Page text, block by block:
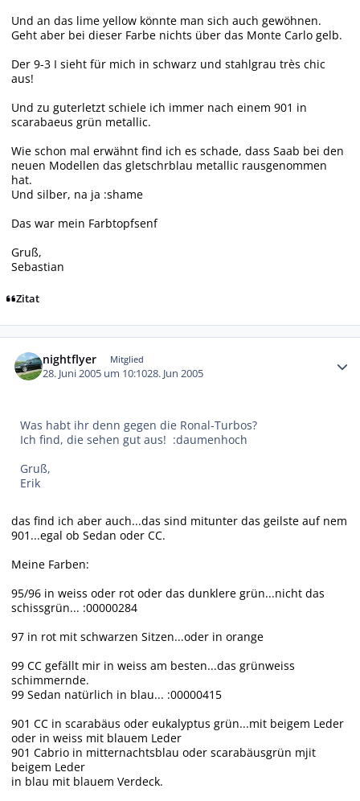
Und an das lime yellow könnte man sich auch gewöhnen.
Geht aber bei dieser Farbe nichts über das Monte Carlo gelb.
Der 9-3 I sieht für mich in schwarz und stahlgrau très chic
aus!
Und zu guterletzt schiele ich immer nach einem 901 in
scarabaeus grün metallic.
Wie schon mal erwähnt find ich es schade, dass Saab bei den
neuen Modellen das gletschrblau metallic rausgenommen
hat.
Und silber, na ja :shame
Das war mein Farbtopfsenf
Gruß,
Sebastian
Zitat
nightflyer Mitglied
28. Juni 2005 um 10:1028. Jun 2005
Was habt ihr denn gegen die Ronal-Turbos?
Ich find, die sehen gut aus! :daumenhoch
Gruß,
Erik
das find ich aber auch...das sind mitunter das geilste auf nem
901...egal ob Sedan oder CC.
Meine Farben:
95/96 in weiss oder rot oder das dunklere grün...nicht das
schissgrün... :00000284
97 in rot mit schwarzen Sitzen...oder in orange
99 CC gefällt mir in weiss am besten...das grünweiss
schimmernde.
99 Sedan natürlich in blau... :00000415
901 CC in scarabäus oder eukalyptus grün...mit beigem Leder
oder in weiss mit blauem Leder
901 Cabrio in mitternachtsblau oder scarabäusgrün mjit
beigem Leder
in blau mit blauem Verdeck.